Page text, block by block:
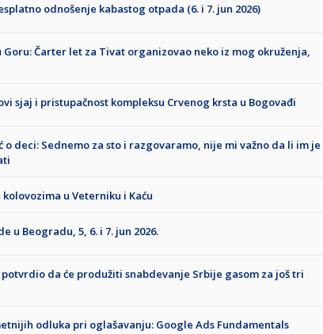
odnošenje kabastog otpada (6. i 7. jun 2026)
Goru: Čarter let za Tivat organizovao neko iz mog okruženja,
sjaj i pristupačnost kompleksu Crvenog krsta u Bogovađi
o deci: Sednemo za sto i razgovaramo, nije mi važno da li im je
u Veterniku i Kaću
u Beogradu, 5, 6. i 7. jun 2026.
da će produžiti snabdevanje Srbije gasom za još tri
odluka pri oglašavanju: Google Ads Fundamentals